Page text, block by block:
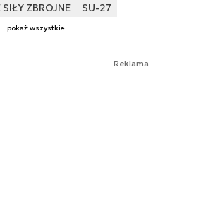
SIŁY ZBROJNE
SU-27
pokaż wszystkie
Reklama